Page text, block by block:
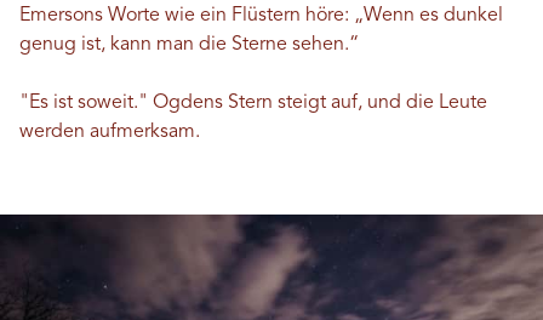
Emersons Worte wie ein Flüstern höre: „Wenn es dunkel
genug ist, kann man die Sterne sehen.“
"Es ist soweit." Ogdens Stern steigt auf, und die Leute
werden aufmerksam.